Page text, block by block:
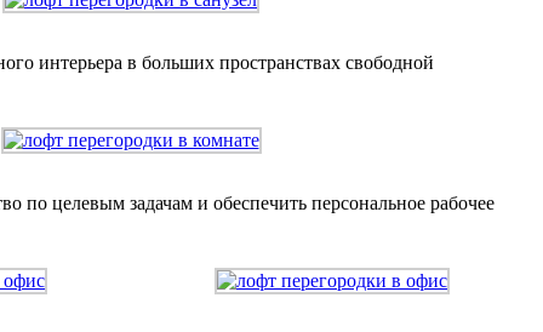
интерьера в больших пространствах свободной
по целевым задачам и обеспечить персональное рабочее